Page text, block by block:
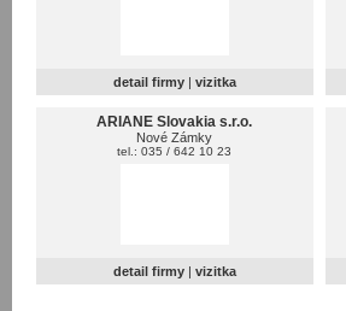
detail firmy | vizitka
ARIANE Slovakia s.r.o.
Nové Zámky
tel.: 035 / 642 10 23
detail firmy | vizitka